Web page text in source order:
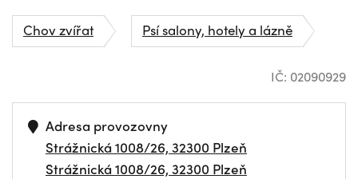
Chov zvířat Psí salony, hotely a lázně
IČ: 02090929
Adresa provozovny
Strážnická 1008/26, 32300 Plzeň
Strážnická 1008/26, 32300 Plzeň